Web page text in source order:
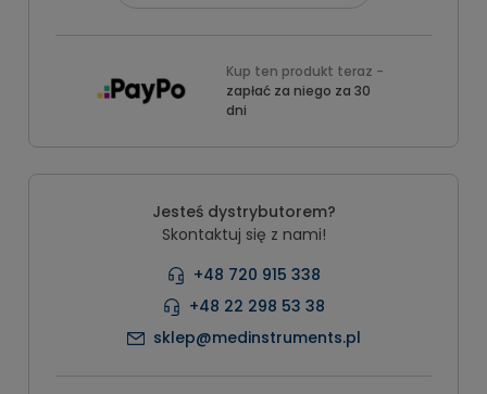
Kup ten produkt teraz -
zapłać za niego za 30
dni
Jesteś dystrybutorem?
Skontaktuj się z nami!
+48 720 915 338
+48 22 298 53 38
sklep@medinstruments.pl